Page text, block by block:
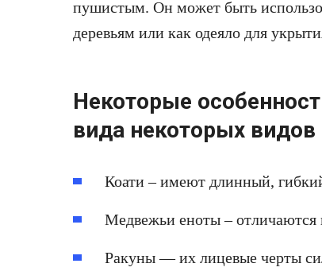
пушистым. Он может быть
деревьям или как одеяло для
Некоторые
вида некоторых
Коати – имеют длинный,
Медвежьи еноты –
Ракуны — их лицевые черты